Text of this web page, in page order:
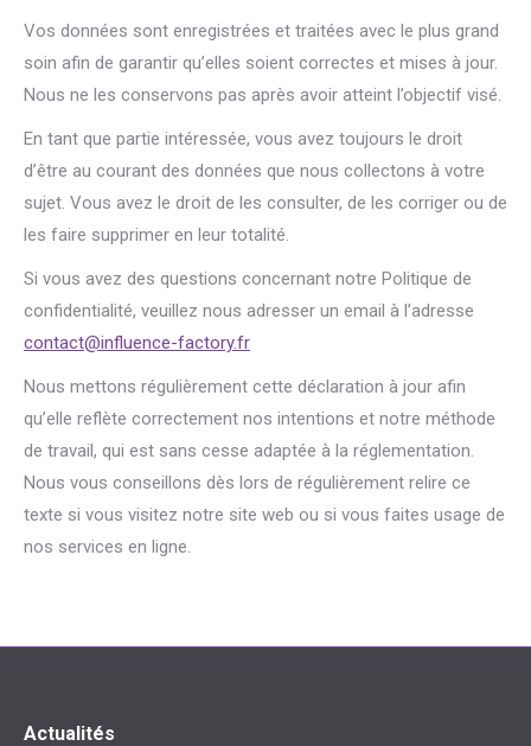
Vos données sont enregistrées et traitées avec le plus grand
soin afin de garantir qu’elles soient correctes et mises à jour.
Nous ne les conservons pas après avoir atteint l’objectif visé.
En tant que partie intéressée, vous avez toujours le droit
d’être au courant des données que nous collectons à votre
sujet. Vous avez le droit de les consulter, de les corriger ou de
les faire supprimer en leur totalité.
Si vous avez des questions concernant notre Politique de
confidentialité, veuillez nous adresser un email à l’adresse
contact@influence-factory.fr
Nous mettons régulièrement cette déclaration à jour afin
qu’elle reflète correctement nos intentions et notre méthode
de travail, qui est sans cesse adaptée à la réglementation.
Nous vous conseillons dès lors de régulièrement relire ce
texte si vous visitez notre site web ou si vous faites usage de
nos services en ligne.
Actualités